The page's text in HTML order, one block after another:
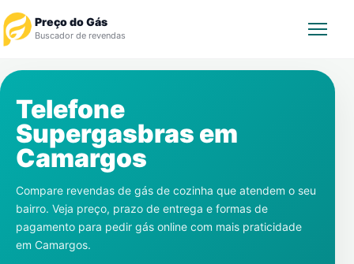
Preço do Gás
Buscador de revendas
Revendedor
Notícias
Cadastre-se
Gás
Telefone
Supergasbras em
Camargos
Compare revendas de gás de cozinha que atendem o seu
bairro. Veja preço, prazo de entrega e formas de
pagamento para pedir gás online com mais praticidade
em Camargos.